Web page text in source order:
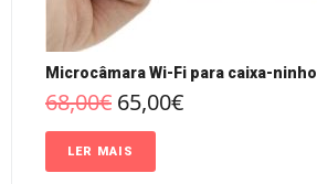
Microcâmara Wi-Fi para caixa-ninho
68,00€ 65,00€
LER MAIS